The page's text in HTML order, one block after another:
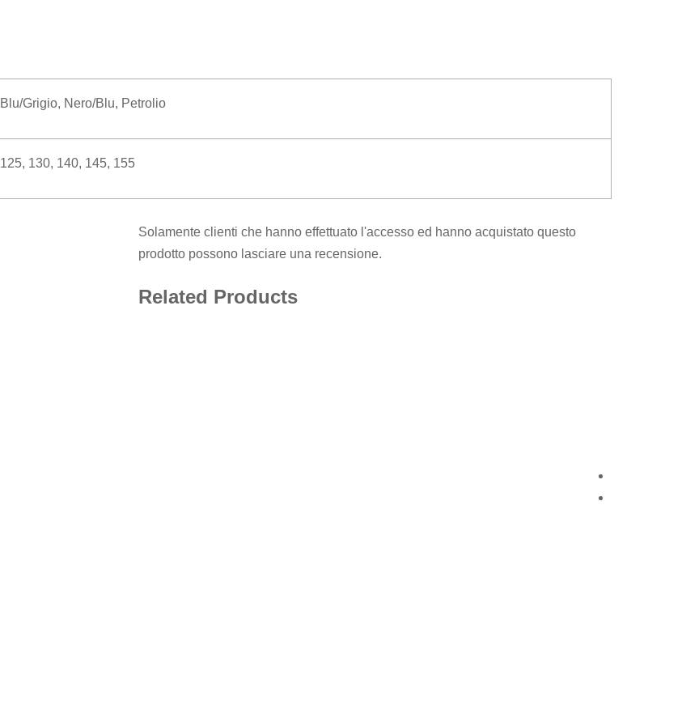
Blu/Grigio, Nero/Blu, Petrolio
125, 130, 140, 145, 155
Solamente clienti che hanno effettuato l'accesso ed hanno acquistato questo
prodotto possono lasciare una recensione.
Related Products